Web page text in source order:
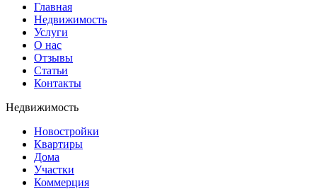
Главная
Недвижимость
Услуги
О нас
Отзывы
Статьи
Контакты
Недвижимость
Новостройки
Квартиры
Дома
Участки
Коммерция